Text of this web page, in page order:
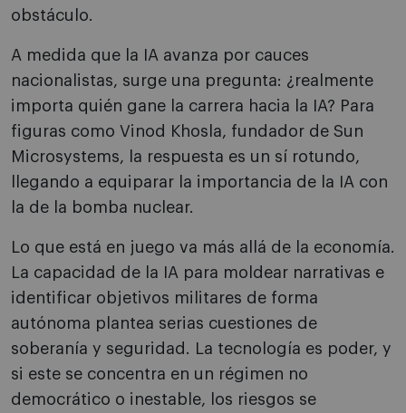
obstáculo.
A medida que la IA avanza por cauces
nacionalistas, surge una pregunta: ¿realmente
importa quién gane la carrera hacia la IA? Para
figuras como Vinod Khosla, fundador de Sun
Microsystems, la respuesta es un sí rotundo,
llegando a equiparar la importancia de la IA con
la de la bomba nuclear.
Lo que está en juego va más allá de la economía.
La capacidad de la IA para moldear narrativas e
identificar objetivos militares de forma
autónoma plantea serias cuestiones de
soberanía y seguridad. La tecnología es poder, y
si este se concentra en un régimen no
democrático o inestable, los riesgos se